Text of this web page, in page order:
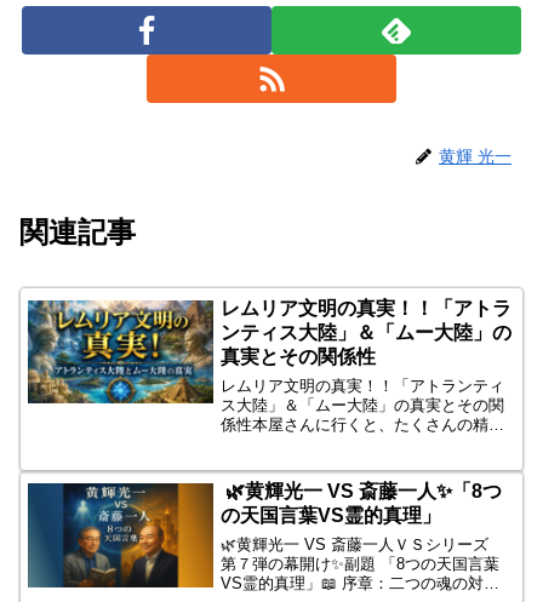
黄輝 光一
関連記事
レムリア文明の真実！！「アトラ
ンティス大陸」＆「ムー大陸」の
真実とその関係性
レムリア文明の真実！！「アトランティ
ス大陸」＆「ムー大陸」の真実とその関
係性本屋さんに行くと、たくさんの精神
かのように、語られている本がいっぱい
あります。私は、レムリア...
🌿黄輝光一 VS 斎藤一人✨「8つ
の天国言葉VS霊的真理」
🌿黄輝光一 VS 斎藤一人ＶＳシリーズ
第７弾の幕開け✨副題 「8つの天国言葉
VS霊的真理」📖 序章：二つの魂の対話